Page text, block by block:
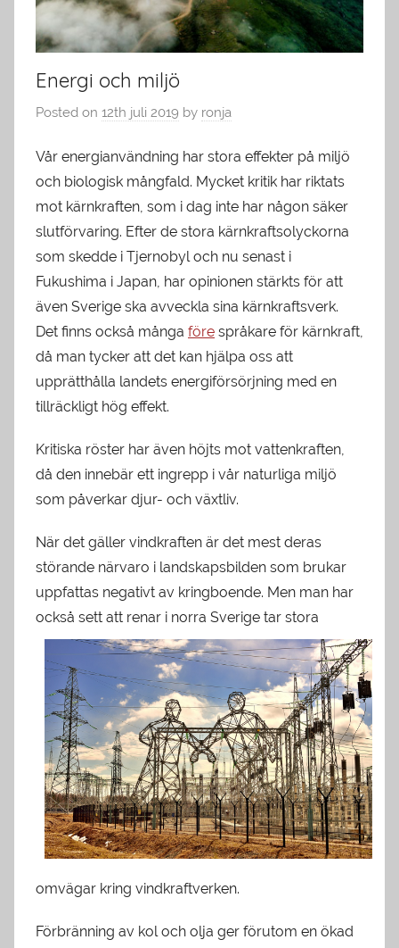
Energi och miljö
Posted on 12th juli 2019 by ronja
Vår energianvändning har stora effekter på miljö
och biologisk mångfald. Mycket kritik har riktats
mot kärnkraften, som i dag inte har någon säker
slutförvaring. Efter de stora kärnkraftsolyckorna
som skedde i Tjernobyl och nu senast i
Fukushima i Japan, har opinionen stärkts för att
även Sverige ska avveckla sina kärnkraftsverk.
Det finns också många före språkare för kärnkraft,
då man tycker att det kan hjälpa oss att
upprätthålla landets energiförsörjning med en
tillräckligt hög effekt.
Kritiska röster har även höjts mot vattenkraften,
då den innebär ett ingrepp i vår naturliga miljö
som påverkar djur- och växtliv.
När det gäller vindkraften är det mest deras
störande närvaro i landskapsbilden som brukar
uppfattas negativt av kringboende. Men man har
också sett att renar i norra Sverige tar stora
omvägar kring vindkraftverken.
Förbränning av kol och olja ger förutom en ökad